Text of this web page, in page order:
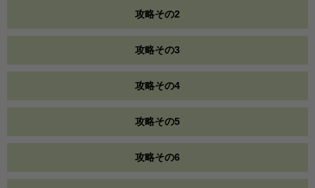
攻略その2
攻略その3
攻略その4
攻略その5
攻略その6